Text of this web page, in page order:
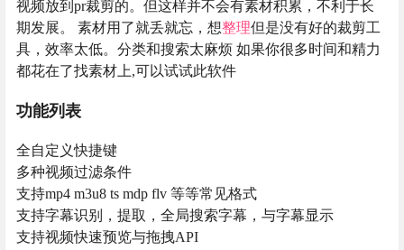
视频放到pr裁剪的。但这样并不会有素材积累，不利于长
期发展。 素材用了就丢就忘，想整理但是没有好的裁剪工
具，效率太低。分类和搜索太麻烦 如果你很多时间和精力
都花在了找素材上,可以试试此软件
功能列表
全自定义快捷键
多种视频过滤条件
支持mp4 m3u8 ts mdp flv 等等常见格式
支持字幕识别，提取，全局搜索字幕，与字幕显示
支持视频快速预览与拖拽API